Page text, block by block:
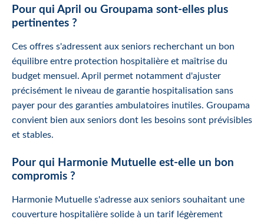
Pour qui April ou Groupama sont-elles plus
pertinentes ?
Ces offres s'adressent aux seniors recherchant un bon
équilibre entre protection hospitalière et maîtrise du
budget mensuel. April permet notamment d'ajuster
précisément le niveau de garantie hospitalisation sans
payer pour des garanties ambulatoires inutiles. Groupama
convient bien aux seniors dont les besoins sont prévisibles
et stables.
Pour qui Harmonie Mutuelle est-elle un bon
compromis ?
Harmonie Mutuelle s'adresse aux seniors souhaitant une
couverture hospitalière solide à un tarif légèrement